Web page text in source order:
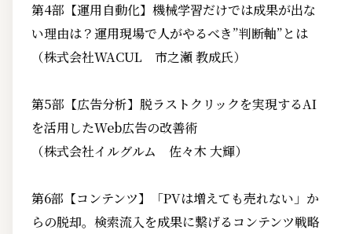
第4部【運用自動化】機械学習だけでは成果が出な
い理由は？運用現場で人がやるべき”判断軸”とは
（株式会社WACUL 市之瀬 教成氏）
第5部【広告分析】脱ラストクリックを実現するAI
を活用したWeb広告の改善術
（株式会社イルグルム 佐々木 大輝）
第6部【コンテンツ】「PVは増えても売れない」か
らの脱却。検索流入を成果に繋げるコンテンツ戦略